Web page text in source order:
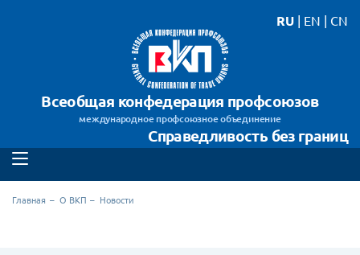
Всеобщая конфедерация профсоюзов
международное профсоюзное объединение
Справедливость без границ
RU | EN | CN
Главная О ВКП Новости